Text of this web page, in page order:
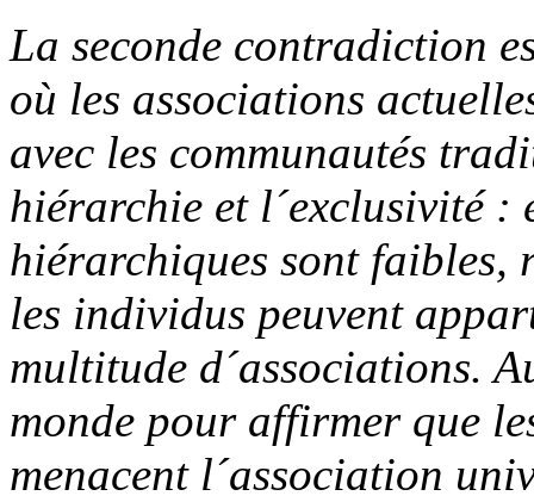
La seconde contradiction
où les associations
avec les communautés
hiérarchie et l´exclusivité :
hiérarchiques sont faibles,
les individus peuvent
multitude d´associations.
monde pour affirmer que
menacent l´association